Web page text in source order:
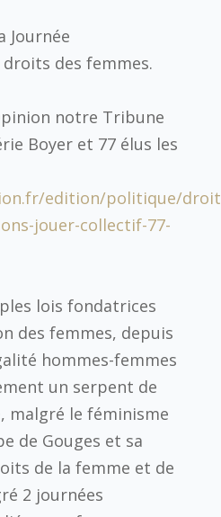
Journée
des femmes.
notre Tribune
Boyer et 77 élus les
edition/politique/
jouer-collectif-77-
lois fondatrices
des femmes, depuis
hommes-femmes
un serpent de
malgré le féminisme
de Gouges et sa
de la femme et de
2 journées